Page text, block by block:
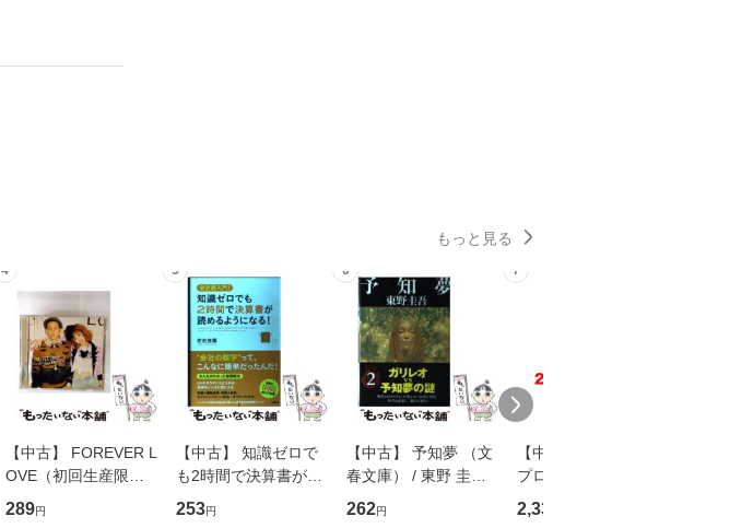
もっと見る
4
【中古】 FOREVER L
OVE（初回生産限定
盤） / 清水翔太×加藤
ミリヤ / [CD]【メール
289円
5
【中古】 知識ゼロで
も2時間で決算書が読
めるようになる！ 会
計超入門！ / 佐伯 良
253円
6
【中古】 予知夢 （文
春文庫） / 東野 圭吾 /
文藝春秋 [文庫]【メー
ル便送料無料】
262円
7
【中古】 野ブタ。を
プロデュース [DVD-B
OX] / バップ [DVD]
【メール便送料無料】
2,335